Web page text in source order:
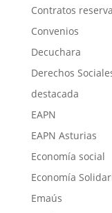
Contratos
Convenios
Decuchara
Derechos
destacada
EAPN
EAPN Asturias
Economía social
Economía
Emaús